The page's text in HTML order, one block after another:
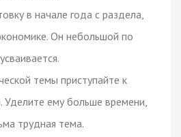
в начале года с раздела,
Он небольшой по
темы приступайте к
Уделите ему больше времени,
трудная тема.